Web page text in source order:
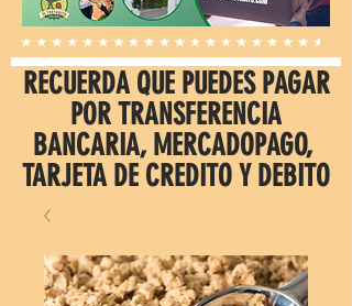
RECUERDA QUE PUEDES PAGAR
POR TRANSFERENCIA
BANCARIA, MERCADOPAGO,
TARJETA DE CREDITO Y DEBITO